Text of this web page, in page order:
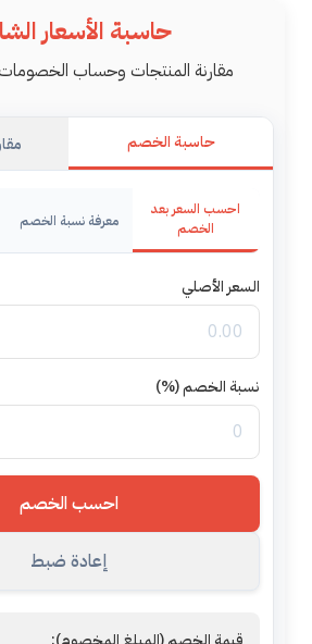
حاسبة الأسعار
مقارنة المنتجات وحساب
حاسبة الخصم
احسب السعر بعد
الخصم
معرفة نسبة الخصم
السعر الأصلي
نسبة الخصم (%)
احسب الخصم
إعادة ضبط